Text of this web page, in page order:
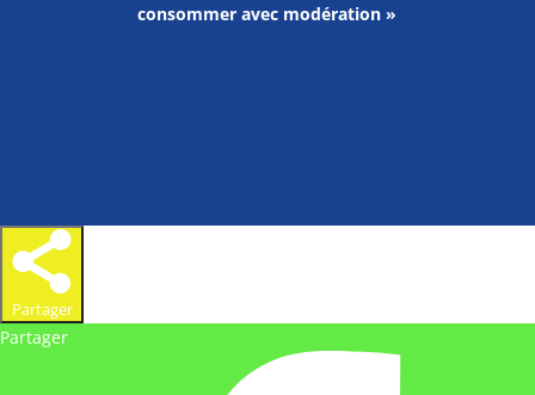
consommer avec modération »
Partager
Partager